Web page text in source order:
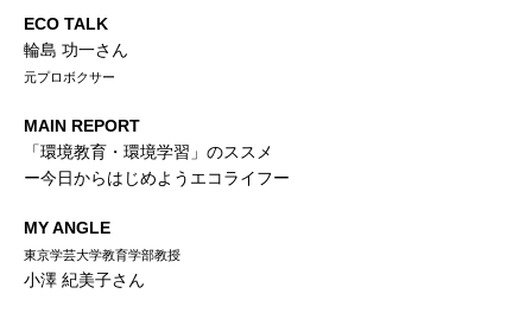
ECO TALK
輪島 功一さん
元プロボクサー
MAIN REPORT
「環境教育・環境学習」のススメ
ー今日からはじめようエコライフー
MY ANGLE
東京学芸大学教育学部教授
小澤 紀美子さん